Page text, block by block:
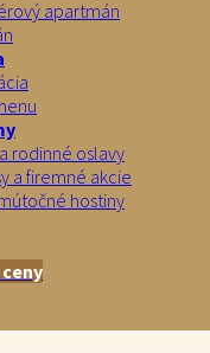
apartmán
rodinné oslavy
a firemné akcie
hostiny